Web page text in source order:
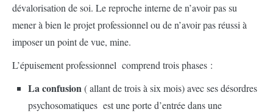
dévalorisation de soi. Le reproche interne de n’avoir pas su
mener à bien le projet professionnel ou de n’avoir pas réussi à
imposer un point de vue, mine.
L’épuisement professionnel comprend trois phases :
La confusion ( allant de trois à six mois) avec ses désordres
psychosomatiques est une porte d’entrée dans une